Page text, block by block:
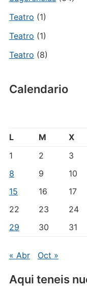
Teatro (1)
Teatro (1)
Teatro (8)
Calendario
L M X
1
2 3
8
9 10
15
16 17
22
23 24
29
30 31
« Abr Oct »
Aqui teneis